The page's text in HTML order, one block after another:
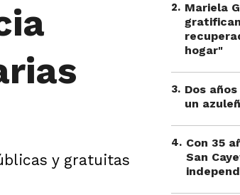
y gratuitas
2. Mariela
hogar"
3. Dos
un
4. Con 35
San